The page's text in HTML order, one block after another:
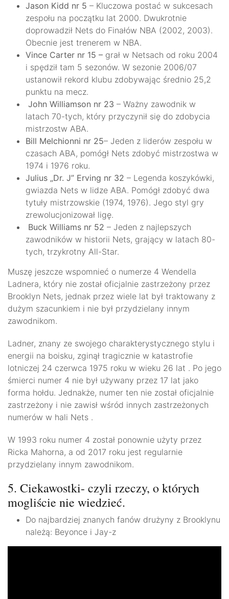
Jason Kidd nr 5 – Kluczowa postać w sukcesach
zespołu na początku lat 2000. Dwukrotnie
doprowadził Nets do Finałów NBA (2002, 2003).
Obecnie jest trenerem w NBA.
Vince Carter nr 15 – grał w Netsach od roku 2004
i spędził tam 5 sezonów. W sezonie 2006/07
ustanowił rekord klubu zdobywając średnio 25,2
punktu na mecz.
John Williamson nr 23 – Ważny zawodnik w
latach 70-tych, który przyczynił się do zdobycia
mistrzostw ABA.
Bill Melchionni nr 25– Jeden z liderów zespołu w
czasach ABA, pomógł Nets zdobyć mistrzostwa w
1974 i 1976 roku.
Julius „Dr. J” Erving nr 32 – Legenda koszykówki,
gwiazda Nets w lidze ABA. Pomógł zdobyć dwa
tytuły mistrzowskie (1974, 1976). Jego styl gry
zrewolucjonizował ligę.
Buck Williams nr 52 – Jeden z najlepszych
zawodników w historii Nets, grający w latach 80-
tych, trzykrotny All-Star.
Muszę jeszcze wspomnieć o numerze 4 Wendella
Ladnera, który nie został oficjalnie zastrzeżony przez
Brooklyn Nets, jednak przez wiele lat był traktowany z
dużym szacunkiem i nie był przydzielany innym
zawodnikom.
Ladner, znany ze swojego charakterystycznego stylu i
energii na boisku, zginął tragicznie w katastrofie
lotniczej 24 czerwca 1975 roku w wieku 26 lat . Po jego
śmierci numer 4 nie był używany przez 17 lat jako
forma hołdu. Jednakże, numer ten nie został oficjalnie
zastrzeżony i nie zawisł wśród innych zastrzeżonych
numerów w hali Nets .
W 1993 roku numer 4 został ponownie użyty przez
Ricka Mahorna, a od 2017 roku jest regularnie
przydzielany innym zawodnikom.
5. Ciekawostki- czyli rzeczy, o których
mogliście nie wiedzieć.
Do najbardziej znanych fanów drużyny z Brooklynu
należą: Beyonce i Jay-z